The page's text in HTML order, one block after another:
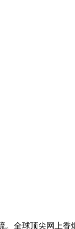
全球顶尖网上香